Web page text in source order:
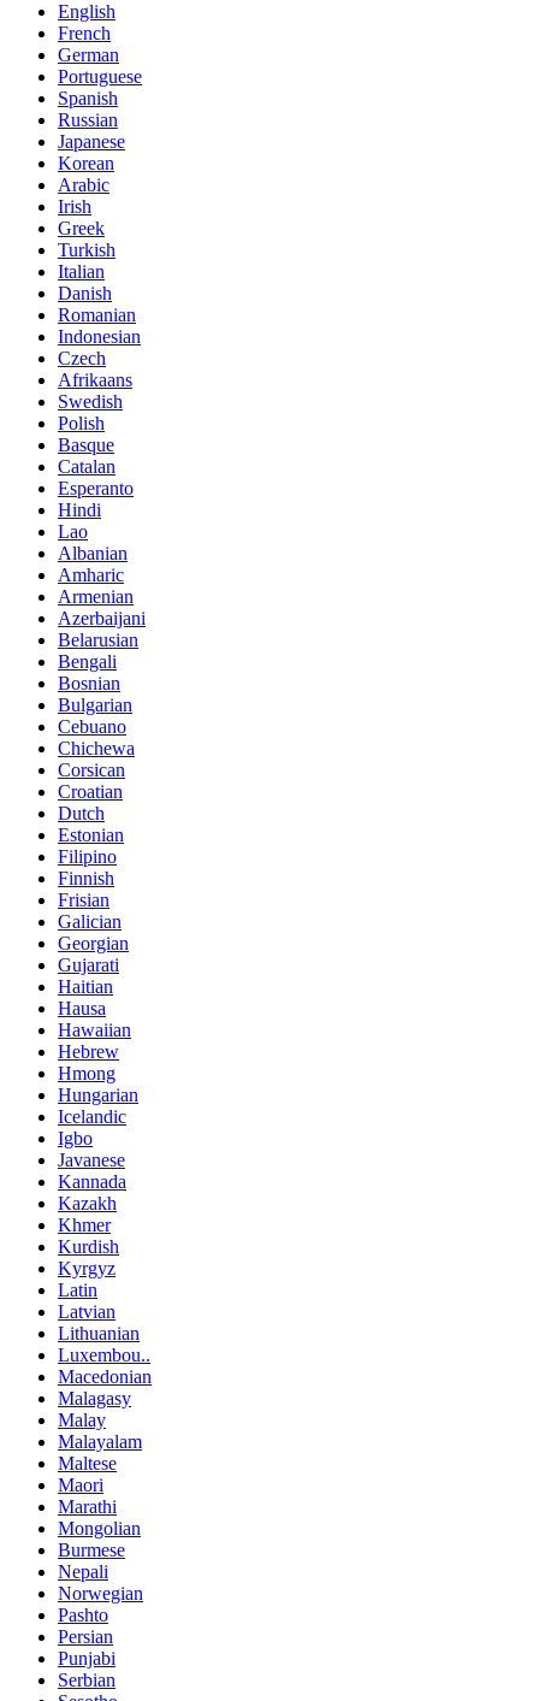
English
French
German
Portuguese
Spanish
Russian
Japanese
Korean
Arabic
Irish
Greek
Turkish
Italian
Danish
Romanian
Indonesian
Czech
Afrikaans
Swedish
Polish
Basque
Catalan
Esperanto
Hindi
Lao
Albanian
Amharic
Armenian
Azerbaijani
Belarusian
Bengali
Bosnian
Bulgarian
Cebuano
Chichewa
Corsican
Croatian
Dutch
Estonian
Filipino
Finnish
Frisian
Galician
Georgian
Gujarati
Haitian
Hausa
Hawaiian
Hebrew
Hmong
Hungarian
Icelandic
Igbo
Javanese
Kannada
Kazakh
Khmer
Kurdish
Kyrgyz
Latin
Latvian
Lithuanian
Luxembou..
Macedonian
Malagasy
Malay
Malayalam
Maltese
Maori
Marathi
Mongolian
Burmese
Nepali
Norwegian
Pashto
Persian
Punjabi
Serbian